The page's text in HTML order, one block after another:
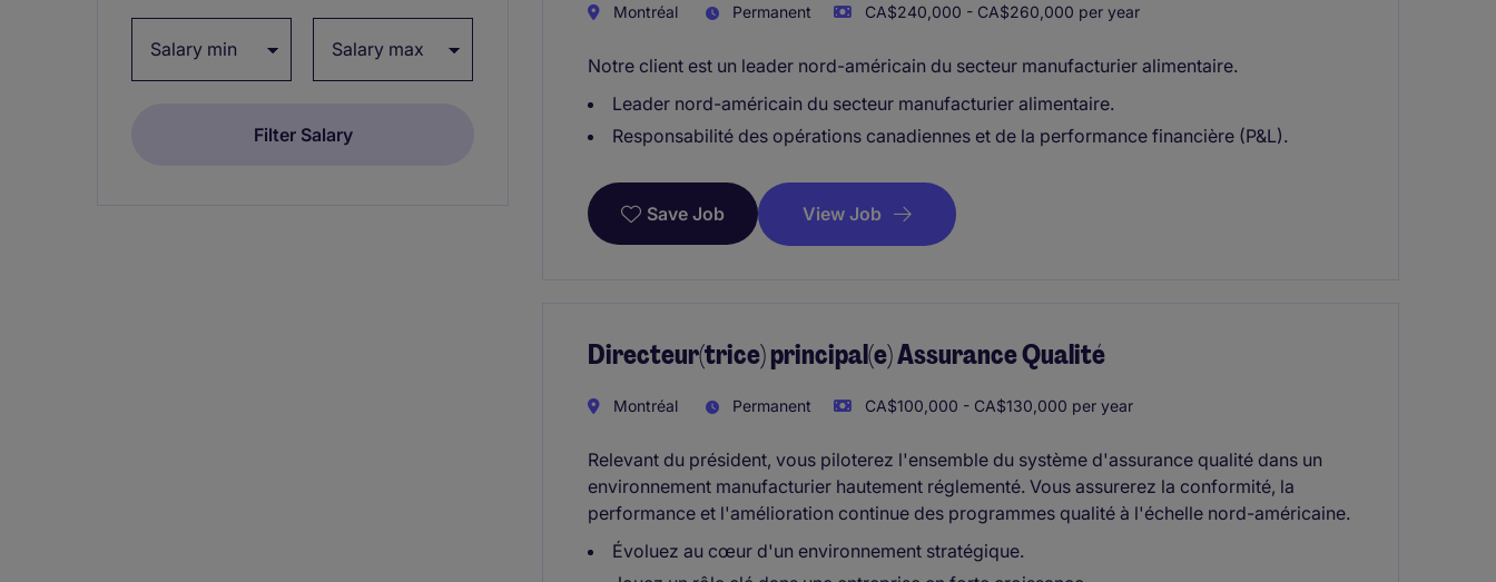
Montréal Permanent CA$240,000 - CA$260,000 per year
Notre client est un leader nord-américain du secteur manufacturier alimentaire.
Leader nord-américain du secteur manufacturier alimentaire.
Responsabilité des opérations canadiennes et de la performance financière (P&L).
Save Job View Job
Directeur(trice) principal(e) Assurance Qualité
Montréal Permanent CA$100,000 - CA$130,000 per year
Relevant du président, vous piloterez l'ensemble du système d'assurance qualité dans un
environnement manufacturier hautement réglementé. Vous assurerez la conformité, la
performance et l'amélioration continue des programmes qualité à l'échelle nord-américaine.
Évoluez au cœur d'un environnement stratégique.